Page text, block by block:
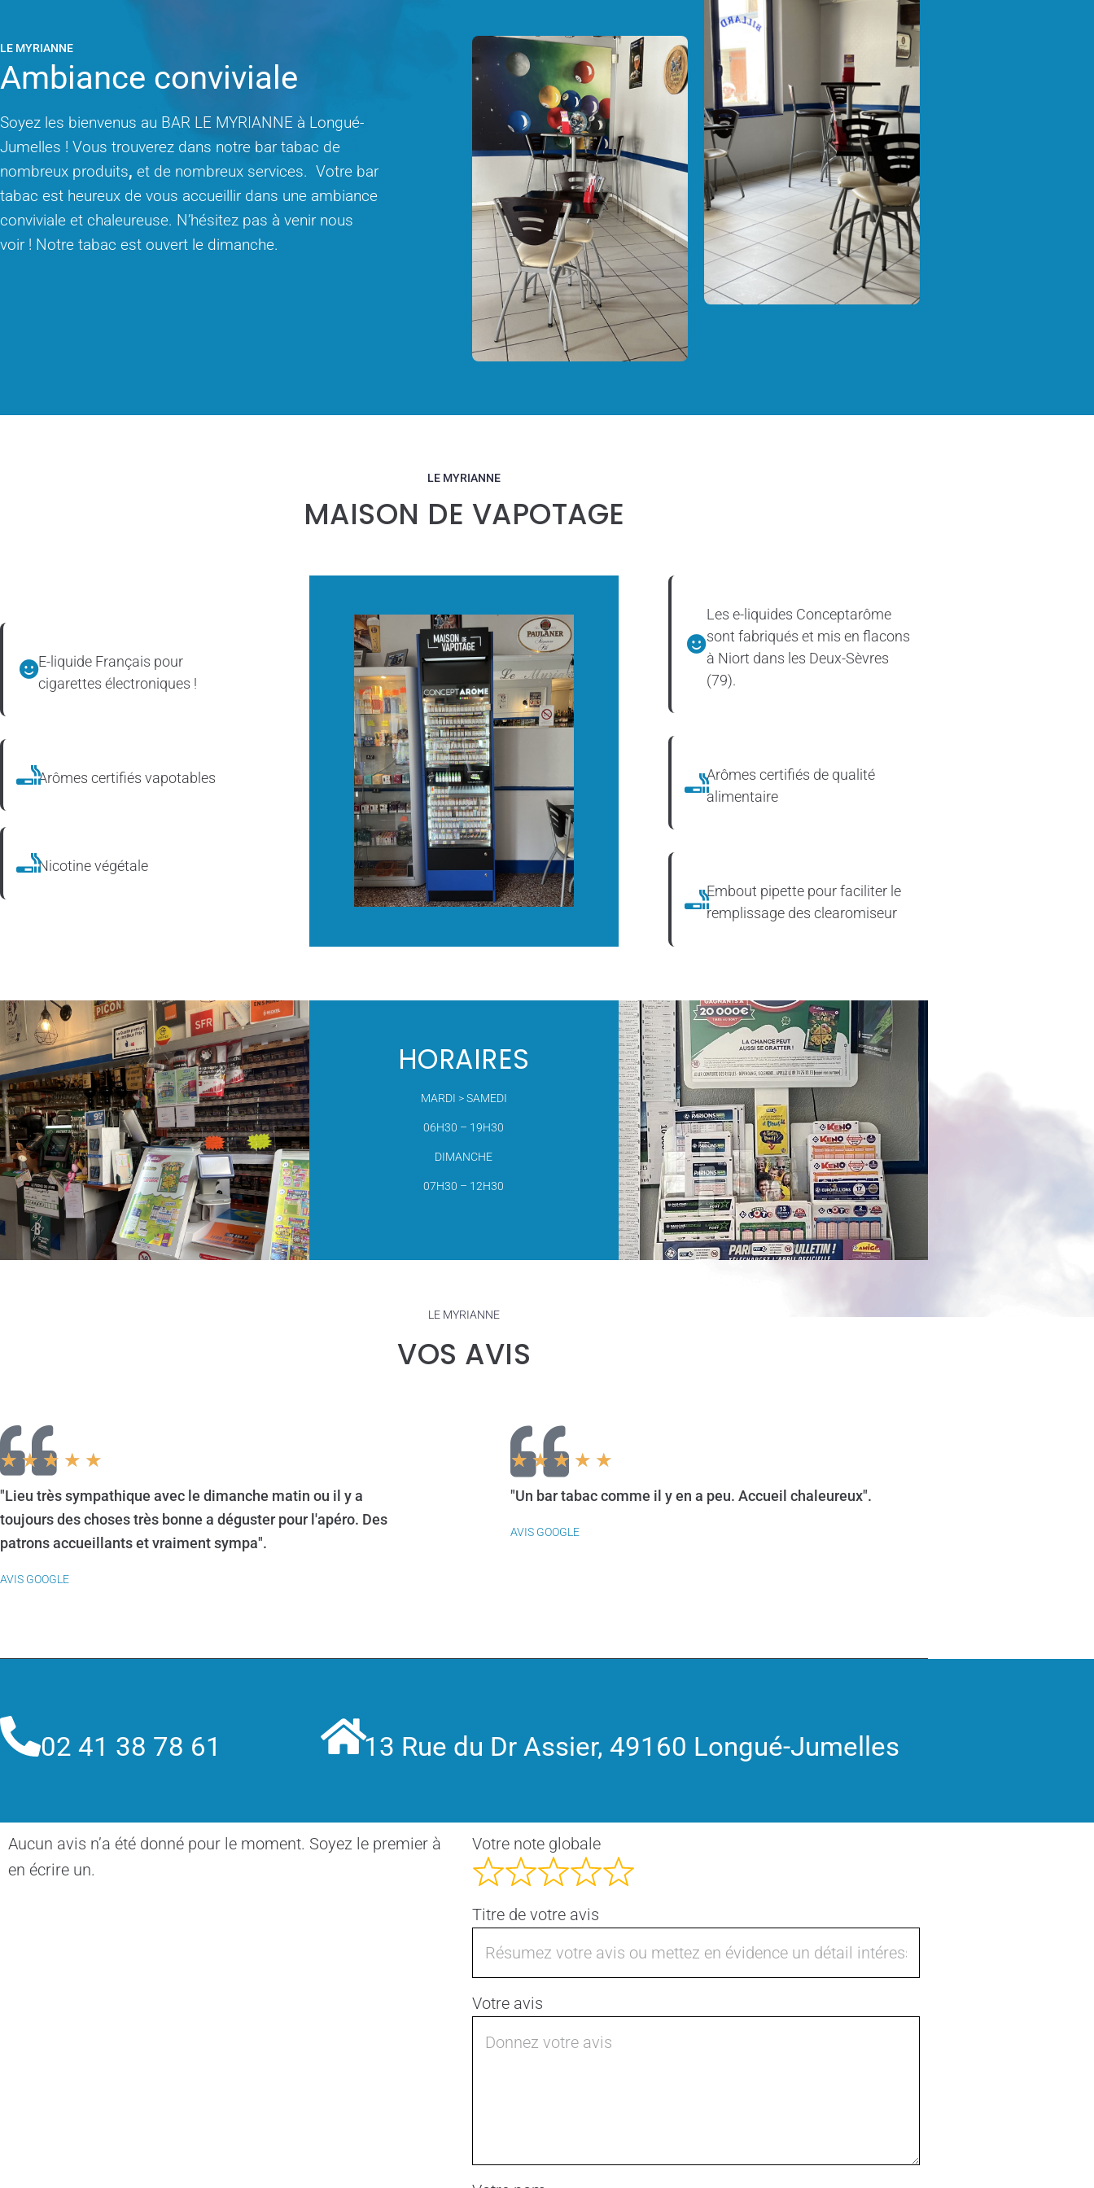
LE MYRIANNE
Ambiance conviviale
Soyez les bienvenus au BAR LE MYRIANNE à Longué-
Jumelles ! Vous trouverez dans notre bar tabac de
nombreux produits, et de nombreux services. Votre bar
tabac est heureux de vous accueillir dans une ambiance
conviviale et chaleureuse. N’hésitez pas à venir nous
voir ! Notre tabac est ouvert le dimanche.
LE MYRIANNE
MAISON DE VAPOTAGE
E-liquide Français pour
cigarettes électroniques !
Arômes certifiés vapotables
Nicotine végétale
Les e-liquides Conceptarôme
sont fabriqués et mis en flacons
à Niort dans les Deux-Sèvres
(79).
Arômes certifiés de qualité
alimentaire
Embout pipette pour faciliter le
remplissage des clearomiseur
HORAIRES
MARDI > SAMEDI
06H30 – 19H30
DIMANCHE
07H30 – 12H30
LE MYRIANNE
VOS AVIS
★ ★ ★ ★ ★
"Lieu très sympathique avec le dimanche matin ou il y a
toujours des choses très bonne a déguster pour l'apéro. Des
patrons accueillants et vraiment sympa".
AVIS GOOGLE
★ ★ ★ ★ ★
"Un bar tabac comme il y en a peu. Accueil chaleureux".
AVIS GOOGLE
02 41 38 78 61 13 Rue du Dr Assier, 49160 Longué-Jumelles
Aucun avis n’a été donné pour le moment. Soyez le premier à
en écrire un.
Votre note globale
Titre de votre avis
Votre avis